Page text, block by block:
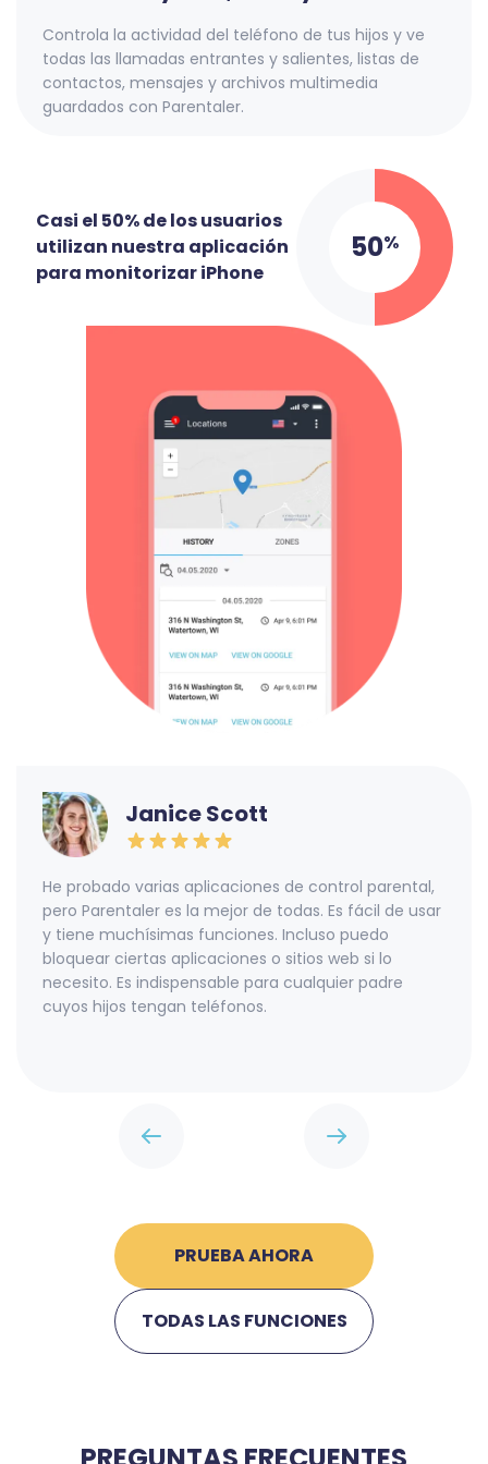
Controla la actividad del teléfono de tus hijos y ve
todas las llamadas entrantes y salientes, listas de
contactos, mensajes y archivos multimedia
guardados con Parentaler.
Casi el 50% de los usuarios
utilizan nuestra aplicación
para monitorizar iPhone
50%
Janice Scott
He probado varias aplicaciones de control parental,
pero Parentaler es la mejor de todas. Es fácil de usar
y tiene muchísimas funciones. Incluso puedo
bloquear ciertas aplicaciones o sitios web si lo
necesito. Es indispensable para cualquier padre
cuyos hijos tengan teléfonos.
PRUEBA AHORA
TODAS LAS FUNCIONES